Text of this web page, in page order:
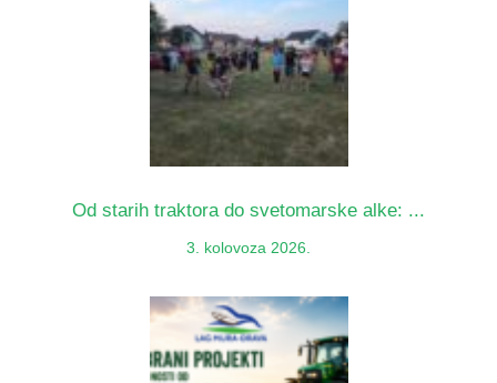
Od starih traktora do svetomarske alke: ...
3. kolovoza 2026.